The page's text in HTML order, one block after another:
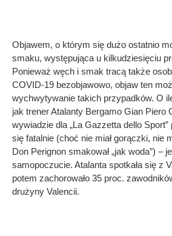
Objawem, o którym się dużo ostatnio
smaku, występująca u kilkudziesięciu
Ponieważ węch i smak tracą także
COVID-19 bezobjawowo, objaw ten
wychwytywanie takich przypadków. O
jak trener Atalanty Bergamo Gian Piero
wywiadzie dla „La Gazzetta dello Sport”
się fatalnie (choć nie miał gorączki, nie
Don Perignon smakował „jak woda”) –
samopoczucie. Atalanta spotkała się z
potem zachorowało 35 proc.
drużyny Valencii.